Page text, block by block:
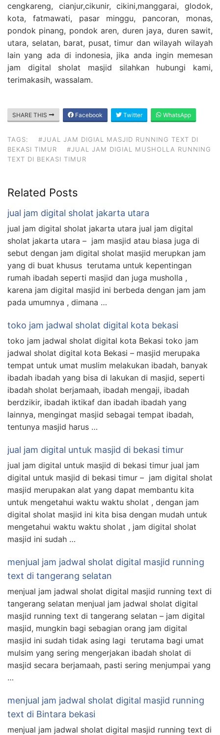
cengkareng, cianjur,cikunir, cikini,manggarai, glodok,
kota, fatmawati, pasar minggu, pancoran, monas,
pondok pinang, pondok aren, duren jaya, duren sawit,
utara, selatan, barat, pusat, timur dan wilayah wilayah
lain yang ada di indonesia, jika anda ingin memesan
jam digital sholat masjid silahkan hubungi kami,
terimakasih, wassalam.
SHARE THIS Facebook Twitter WhatsApp
TAGS:
#JUAL JAM DIGIAL MASJID RUNNING TEXT DI
BEKASI TIMUR
#JUAL JAM DIGIAL MUSHOLLA RUNNING
TEXT DI BEKASI TIMUR
Related Posts
jual jam digital sholat jakarta utara
jual jam digital sholat jakarta utara jual jam digital
sholat jakarta utara – jam masjid atau biasa juga di
sebut dengan jam digital sholat masjid merupkan jam
yang di buat khusus terutama untuk kepentingan
rumah ibadah seperti masjid dan juga musholla ,
karena jam digital masjid ini berbeda dengan jam jam
pada umumnya , dimana …
toko jam jadwal sholat digital kota bekasi
toko jam jadwal sholat digital kota Bekasi toko jam
jadwal sholat digital kota Bekasi – masjid merupaka
tempat untuk umat muslim melakukan ibadah, banyak
ibadah ibadah yang bisa di lakukan di masjid, seperti
ibadah sholat berjamaah, ibadah mengaji, ibadah
berdzikir, ibadah iktikaf dan ibadah ibadah yang
lainnya, mengingat masjid sebagai tempat ibadah,
tentunya masjid harus …
jual jam digital untuk masjid di bekasi timur
jual jam digital untuk masjid di bekasi timur jual jam
digital untuk masjid di bekasi timur – jam digital sholat
masjid merupakan alat yang dapat membantu kita
untuk mengetahui waktu waktu sholat , dengan jam
digital sholat masjid ini kita bisa dengan mudah untuk
mengetahui waktu waktu sholat , jam digital sholat
masjid ini sudah …
menjual jam jadwal sholat digital masjid running
text di tangerang selatan
menjual jam jadwal sholat digital masjid running text di
tangerang selatan menjual jam jadwal sholat digital
masjid running text di tangerang selatan – jam digital
masjid, mungkin bagi sebagian orang jam digital
masjid ini sudah tidak asing lagi terutama bagi umat
mulsim yang sering mengerjakan ibadah sholat di
masjid secara berjamaah, pasti sering menjumpai yang
…
menjual jam jadwal sholat digital masjid running
text di Bintara bekasi
menjual jam jadwal sholat digital masjid running text di